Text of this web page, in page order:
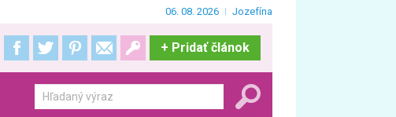
06. 08. 2026 Jozefína
+ Pridať článok